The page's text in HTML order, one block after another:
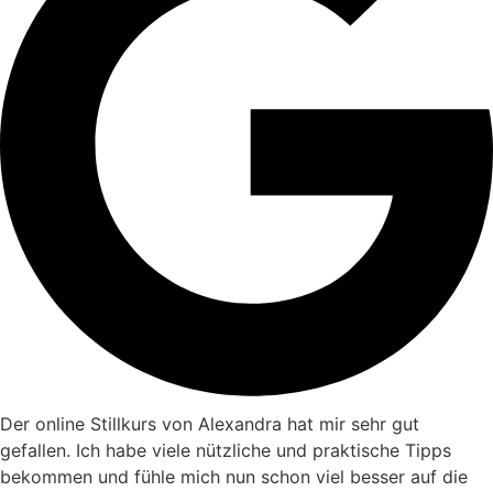
Der online Stillkurs von Alexandra hat mir sehr gut
gefallen. Ich habe viele nützliche und praktische Tipps
bekommen und fühle mich nun schon viel besser auf die